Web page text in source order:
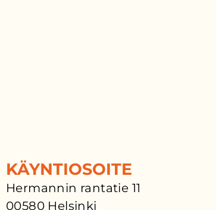
KÄYNTIOSOITE
Hermannin rantatie 11
00580 Helsinki